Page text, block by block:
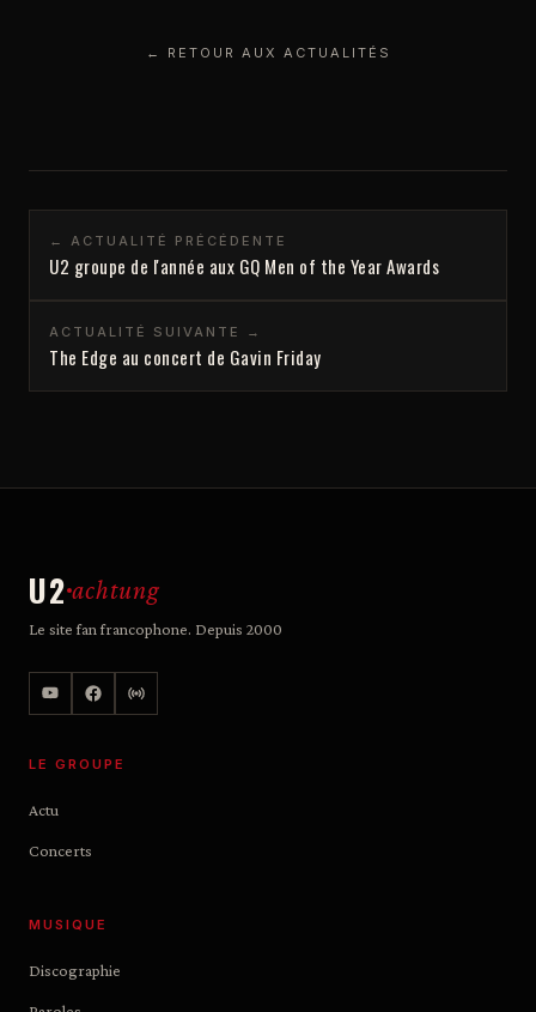
← RETOUR AUX ACTUALITÉS
← ACTUALITÉ PRÉCÉDENTE
U2 groupe de l'année aux GQ Men of the Year Awards
ACTUALITÉ SUIVANTE →
The Edge au concert de Gavin Friday
U2 achtung
Le site fan francophone. Depuis 2000
LE GROUPE
Actu
Concerts
MUSIQUE
Discographie